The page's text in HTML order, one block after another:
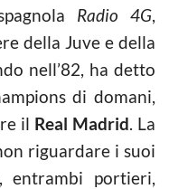
Radio 4G,
della Juve e della
nell’82, ha detto
di domani,
il Real Madrid. La
riguardare i suoi
entrambi portieri,